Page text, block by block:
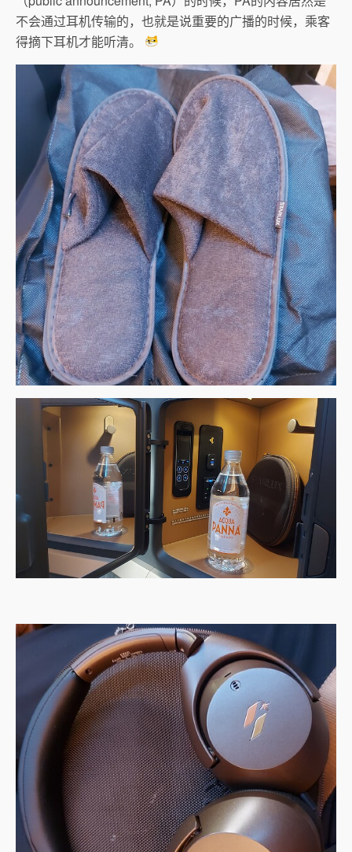
不会通过耳机传输的，也就是说重要的广播的时候，乘客
得摘下耳机才能听清。